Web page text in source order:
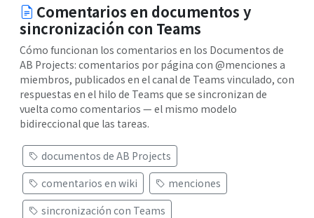
Comentarios en documentos y
sincronización con Teams
Cómo funcionan los comentarios en los Documentos de
AB Projects: comentarios por página con @menciones a
miembros, publicados en el canal de Teams vinculado, con
respuestas en el hilo de Teams que se sincronizan de
vuelta como comentarios — el mismo modelo
bidireccional que las tareas.
documentos de AB Projects
comentarios en wiki
menciones
sincronización con Teams